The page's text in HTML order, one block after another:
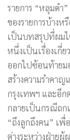
รายการ “หลุมดำ
ของรายการบ้างห
เป็นบทสรุปที่ผมไ
หนึ่งเป็นเรื่องเกี่
ออกไปซ้อนท้ายม
สร้างความรำคา
กรุงเทพฯ และอี
กลายเป็นกรณีถก
“ถึงลูกถึงคน” เ
ต่างระหว่างฝ่าย